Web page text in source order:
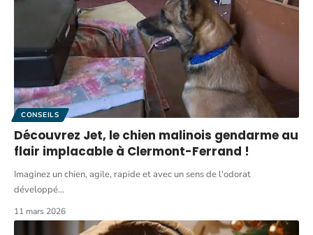
CONSEILS
Découvrez Jet, le chien malinois gendarme au
flair implacable à Clermont-Ferrand !
Imaginez un chien, agile, rapide et avec un sens de l'odorat
développé…
11 mars 2026